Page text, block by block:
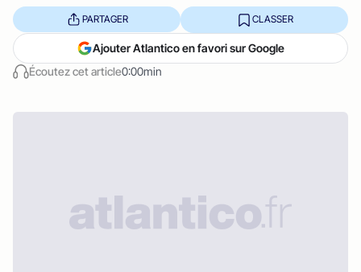
Écoutez cet article0:00min
PARTAGER CLASSER
Ajouter Atlantico en favori sur Google